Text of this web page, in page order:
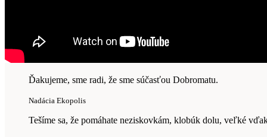
Ďakujeme, sme radi, že sme súčasťou Dobromatu.
Nadácia Ekopolis
Tešíme sa, že pomáhate neziskovkám, klobúk dolu, veľké